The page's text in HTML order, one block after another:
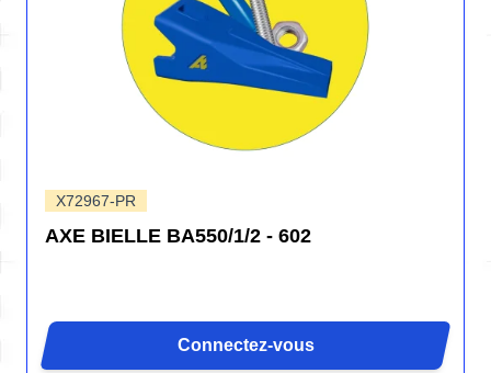
X72967-PR
AXE BIELLE BA550/1/2 - 602
Connectez-vous